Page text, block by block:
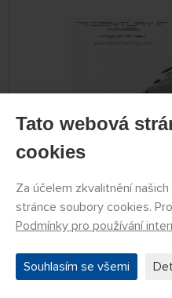
CW001645
3 669 Kč
Pondělí 10.08. na
Úterý 11.08.
Tato webová
cookies
Za účelem zkvalitnění
stránce soubory cookies.
Podmínky pro používání
Souhlasím se všemi